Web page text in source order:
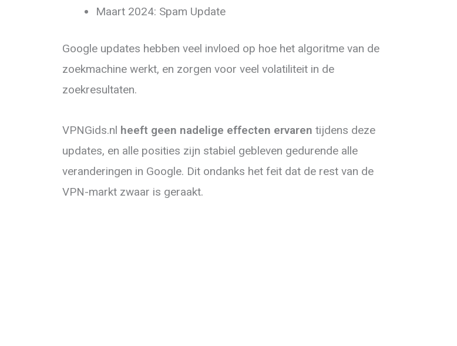
Maart 2024: Spam Update
Google updates hebben veel invloed op hoe het algoritme van de
zoekmachine werkt, en zorgen voor veel volatiliteit in de
zoekresultaten.
VPNGids.nl heeft geen nadelige effecten ervaren tijdens deze
updates, en alle posities zijn stabiel gebleven gedurende alle
veranderingen in Google. Dit ondanks het feit dat de rest van de
VPN-markt zwaar is geraakt.